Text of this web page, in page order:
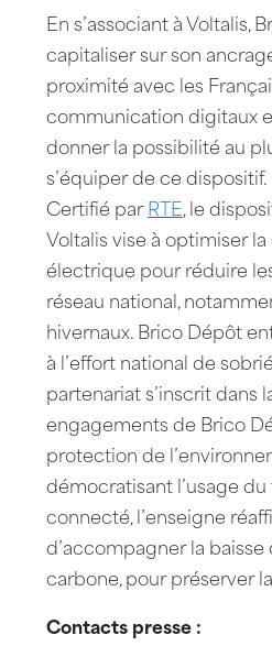
En s’associant à Voltalis,
capitaliser sur son
proximité avec les
communication digitaux
donner la possibilité au
s’équiper de ce dispositif.
Certifié par RTE, le
Voltalis vise à optimiser
électrique pour réduire
réseau national,
hivernaux. Brico Dépôt
à l’effort national de
partenariat s’inscrit dans
engagements de Brico
protection de
démocratisant l’usage
connecté, l’enseigne
d’accompagner la baisse
carbone, pour préserver
Contacts presse :